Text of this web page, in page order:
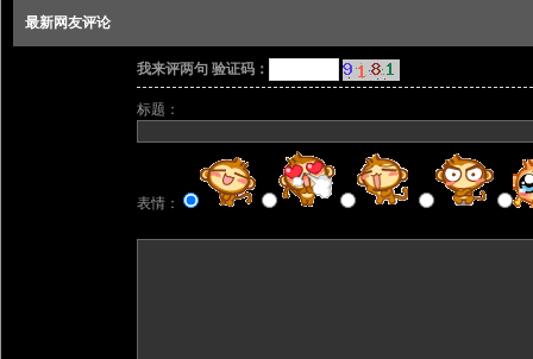
最新网友评论
我来评两句 验证码：
标题：
表情：